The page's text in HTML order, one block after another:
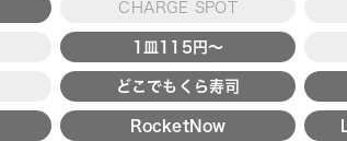
CHARGE SPOT
1皿115円～
どこでもくら寿司
RocketNow